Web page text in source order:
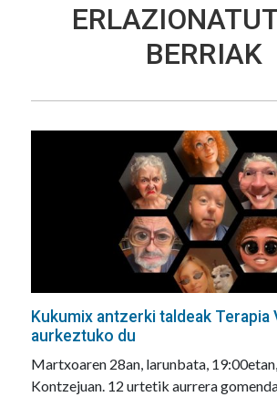
BERRIAK
Kukumix antzerki taldeak Terapia
aurkeztuko du
Martxoaren 28an, larunbata,
Kontzejuan. 12 urtetik aurrera